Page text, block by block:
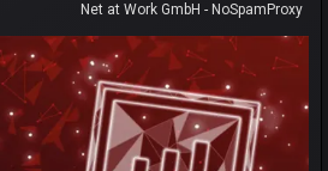
Net at Work GmbH - NoSpamProxy